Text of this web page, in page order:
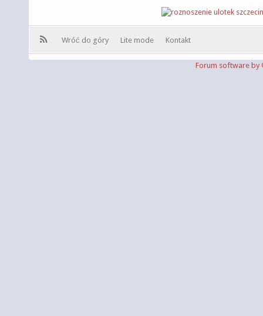
Wróć do góry Lite mode Kontakt
Forum software